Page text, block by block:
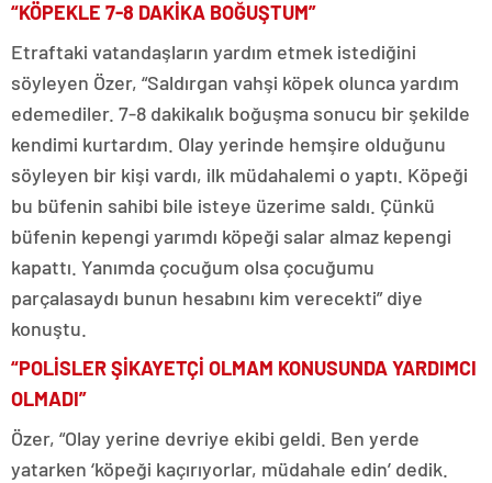
“KÖPEKLE 7-8 DAKİKA BOĞUŞTUM”
Etraftaki vatandaşların yardım etmek istediğini
söyleyen Özer, “Saldırgan vahşi köpek olunca yardım
edemediler. 7-8 dakikalık boğuşma sonucu bir şekilde
kendimi kurtardım. Olay yerinde hemşire olduğunu
söyleyen bir kişi vardı, ilk müdahalemi o yaptı. Köpeği
bu büfenin sahibi bile isteye üzerime saldı. Çünkü
büfenin kepengi yarımdı köpeği salar almaz kepengi
kapattı. Yanımda çocuğum olsa çocuğumu
parçalasaydı bunun hesabını kim verecekti” diye
konuştu.
“POLİSLER ŞİKAYETÇİ OLMAM KONUSUNDA YARDIMCI
OLMADI”
Özer, “Olay yerine devriye ekibi geldi. Ben yerde
yatarken ‘köpeği kaçırıyorlar, müdahale edin’ dedik.